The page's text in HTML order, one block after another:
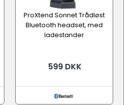
ProXtend Sonnet Trådløst
Bluetooth headset, med
ladestander
599 DKK